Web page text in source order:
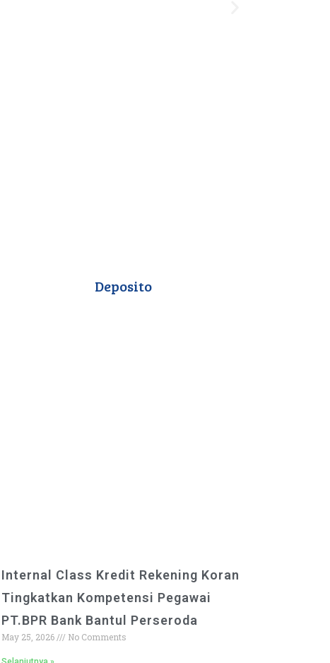
Deposito
Internal Class Kredit Rekening Koran
Tingkatkan Kompetensi Pegawai
PT.BPR Bank Bantul Perseroda
May 25, 2026 No Comments